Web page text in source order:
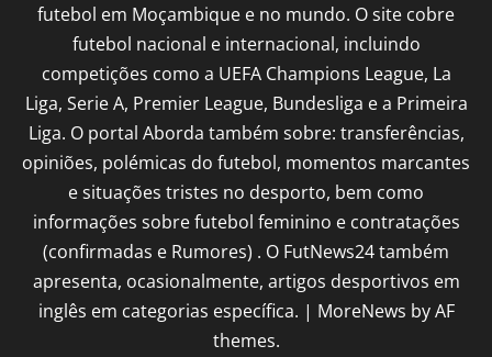
futebol em Moçambique e no mundo. O site cobre
futebol nacional e internacional, incluindo
competições como a UEFA Champions League, La
Liga, Serie A, Premier League, Bundesliga e a Primeira
Liga. O portal Aborda também sobre: transferências,
opiniões, polémicas do futebol, momentos marcantes
e situações tristes no desporto, bem como
informações sobre futebol feminino e contratações
(confirmadas e Rumores) . O FutNews24 também
apresenta, ocasionalmente, artigos desportivos em
inglês em categorias específica. | MoreNews by AF
themes.